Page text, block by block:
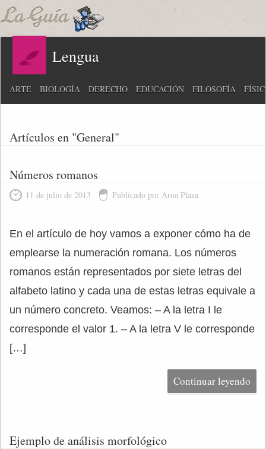
Lengua
ARTE BIOLOGÍA DERECHO EDUCACIÓN FILOSOFÍA
Artículos en "General"
Números romanos
11 de julio de 2013 Publicado por Aroa Plaza
En el artículo de hoy vamos a exponer cómo ha de
emplearse la numeración romana. Los números
romanos están representados por siete letras del
alfabeto latino y cada una de estas letras equivale a
un número concreto. Veamos: – A la letra I le
corresponde el valor 1. – A la letra V le corresponde
[…]
Continuar leyendo
Ejemplo de análisis morfológico